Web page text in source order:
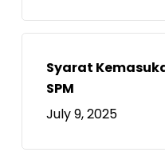
Syarat
SPM
July 9, 2025